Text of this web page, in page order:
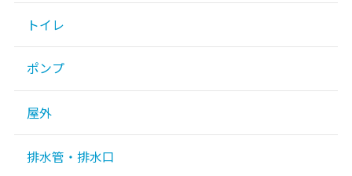
トイレ
ポンプ
屋外
排水管・排水口